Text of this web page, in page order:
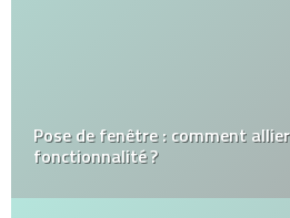
Pose de fenêtre : comment
fonctionnalité ?